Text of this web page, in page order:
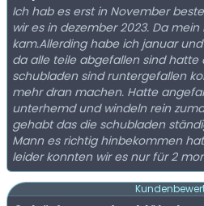
Ich hab es erst in November
wir es in dezember 2023. Da
kam.Allerding habe ich januar
da alle teile abgefallen sind hatte
schubladen sind runtergefallen
mehr dran machen. Hatte
unterhemd und windeln rein
gehabt das die schubladen
Mann es richtig hinbekommen
leider konnten wir es nur für 2